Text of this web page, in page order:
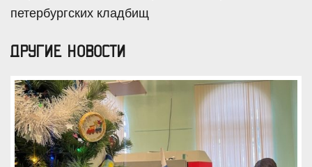
петербургских кладбищ
ДРУГИЕ НОВОСТИ